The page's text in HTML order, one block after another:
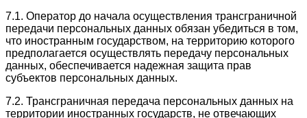
7.1. Оператор до начала осуществления трансграничной
передачи персональных данных обязан убедиться в том,
что иностранным государством, на территорию которого
предполагается осуществлять передачу персональных
данных, обеспечивается надежная защита прав
субъектов персональных данных.
7.2. Трансграничная передача персональных данных на
территории иностранных государств, не отвечающих